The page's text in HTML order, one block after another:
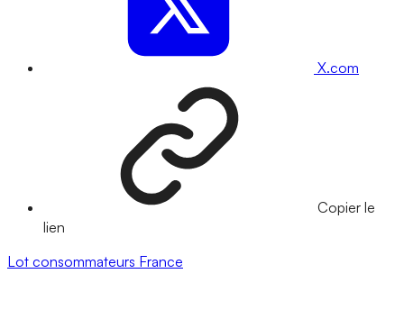
X.com
Copier le
lien
Lot consommateurs France